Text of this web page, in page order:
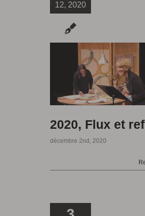
12, 2020
2020, Flux et
décembre 2nd, 2020